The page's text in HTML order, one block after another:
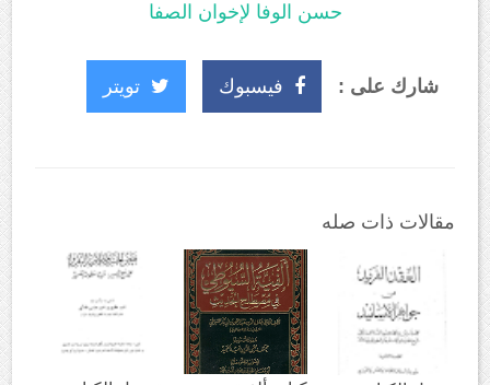
حسن الوفا لإخوان الصفا
شارك على : فيسبوك تويتر
مقالات ذات صله